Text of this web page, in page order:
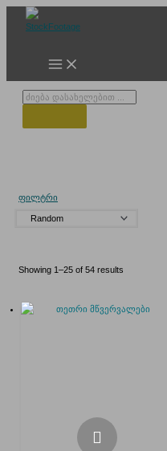
Products
ფილტრი
Showing 1–25 of 54 results